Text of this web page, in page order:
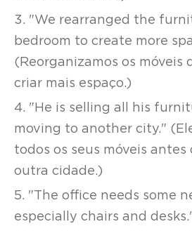
3. "We rearranged the
bedroom to create more
(Reorganizamos os móveis
criar mais espaço.)
4. "He is selling all his
moving to another city."
todos os seus móveis antes
outra cidade.)
5. "The office needs some
especially chairs and